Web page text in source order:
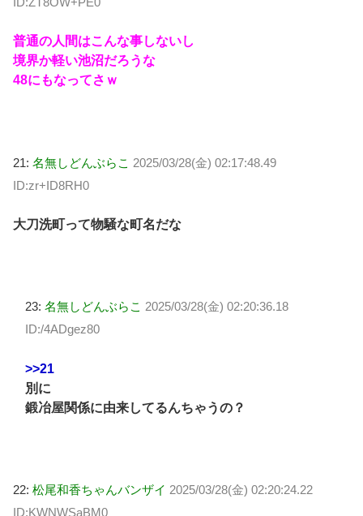
普通の人間はこんな事しないし
境界か軽い池沼だろうな
48にもなってさｗ
21: 名無しどんぶらこ 2025/03/28(金) 02:17:48.49
ID:zr+ID8RH0
大刀洗町って物騒な町名だな
23: 名無しどんぶらこ 2025/03/28(金) 02:20:36.18
ID:/4ADgez80
>>21
別に
鍛冶屋関係に由来してるんちゃうの？
22: 松尾和香ちゃんバンザイ 2025/03/28(金) 02:20:24.22
ID:KWNWSaBM0